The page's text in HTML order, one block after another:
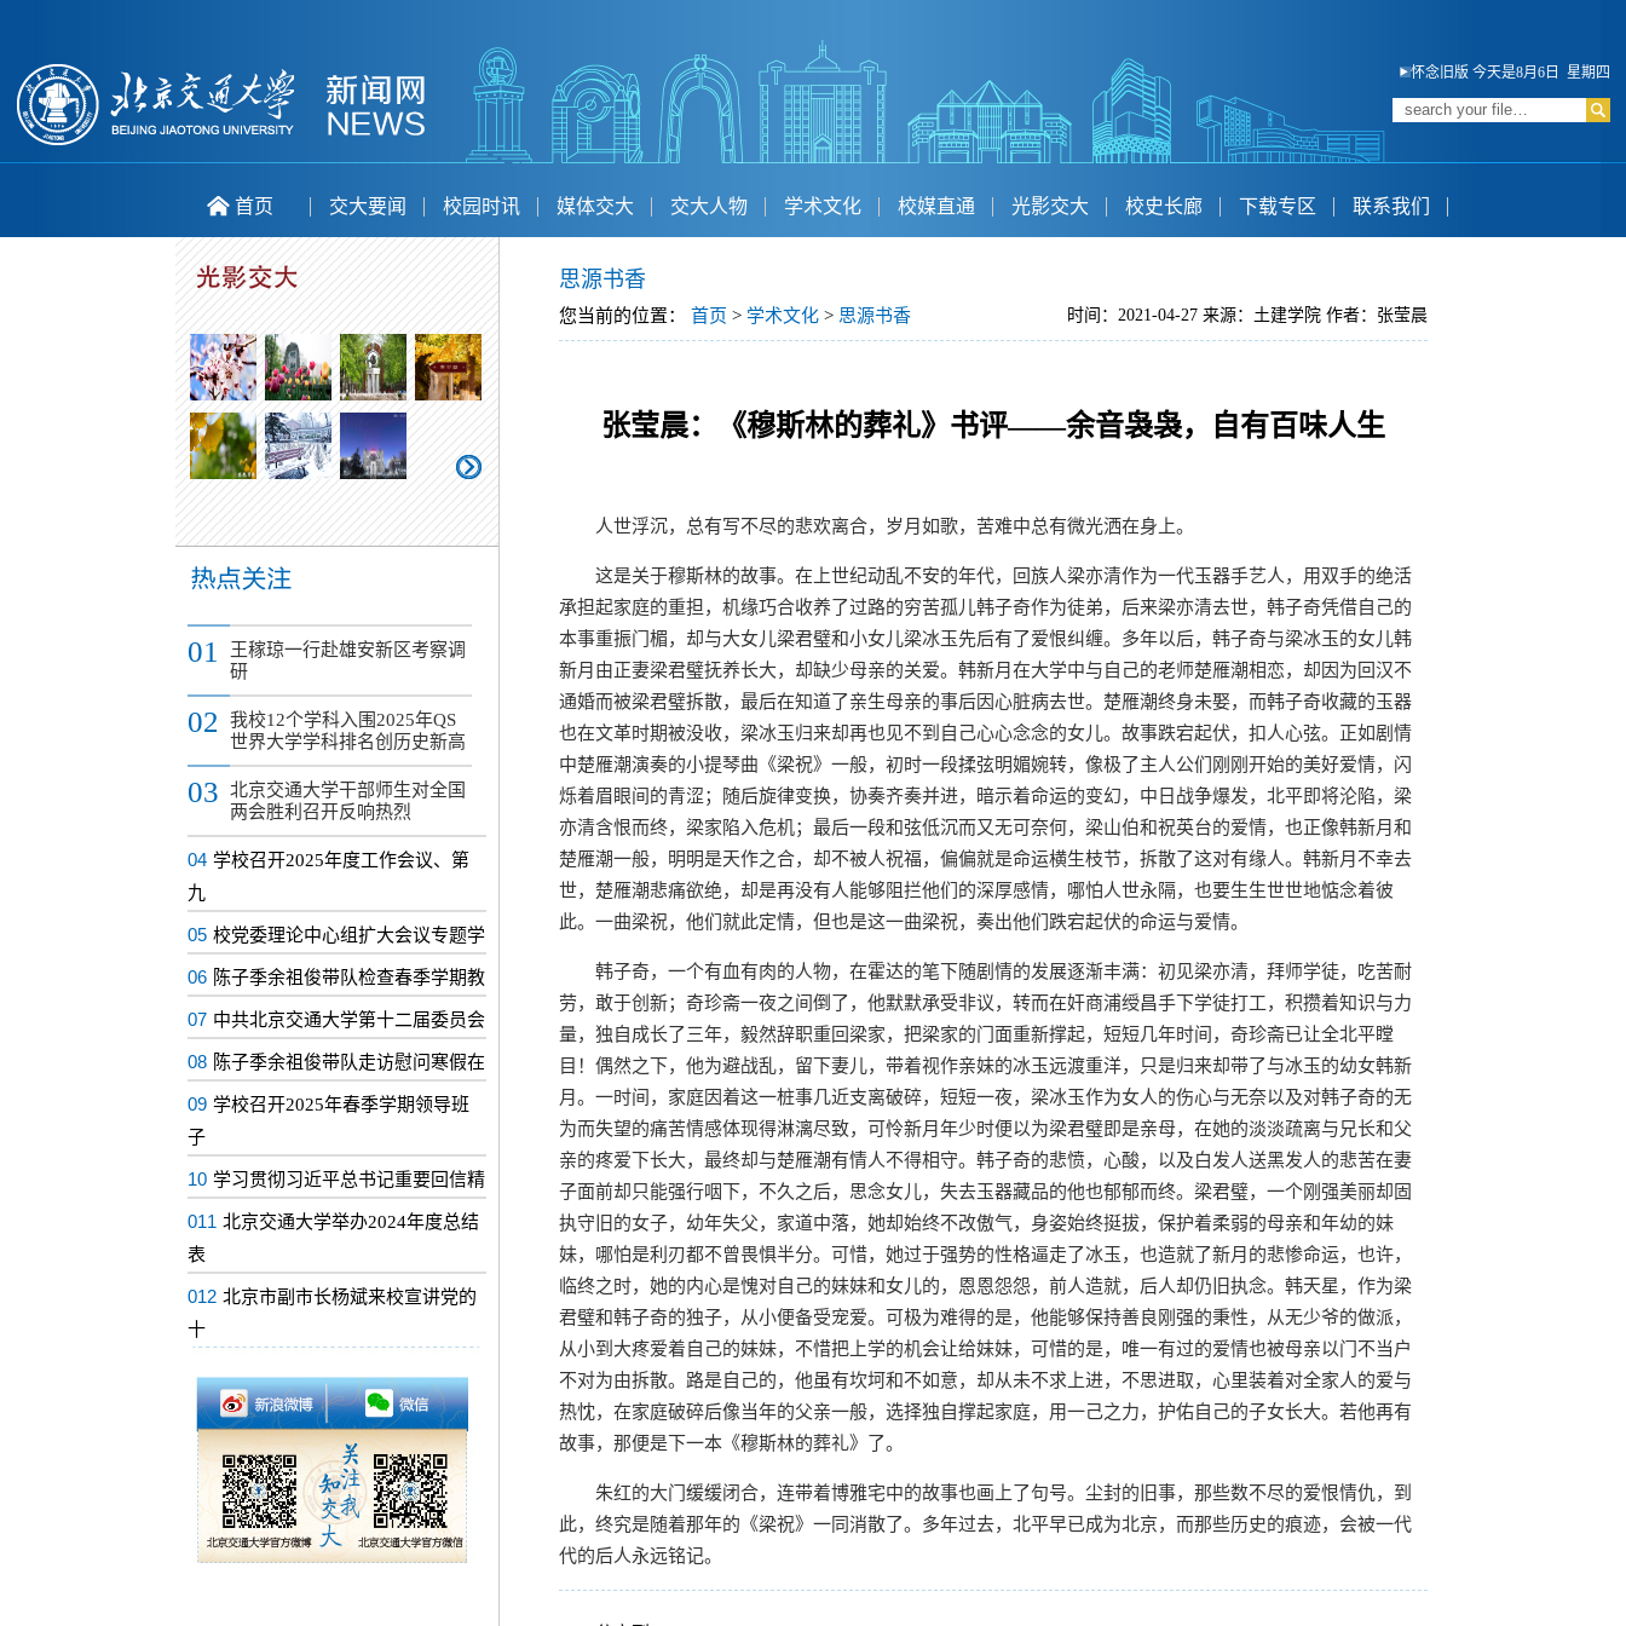
怀念旧版 今天是8月6日 星期四
首页 交大要闻 校园时讯 媒体交大 交大人物 学术文化 校媒直通 光影交大 校史长廊 下载专区 联系我们
喜庆二十大
01
王稼琼一行赴雄安新区考察调
研
02
我校12个学科入围2025年QS
世界大学学科排名创历史新高
03
北京交通大学干部师生对全国
两会胜利召开反响热烈
04 学校召开2025年度工作会议、第
九
05 校党委理论中心组扩大会议专题学
06 陈子季余祖俊带队检查春季学期教
07 中共北京交通大学第十二届委员会
08 陈子季余祖俊带队走访慰问寒假在
09 学校召开2025年春季学期领导班
子
10 学习贯彻习近平总书记重要回信精
011 北京交通大学举办2024年度总结
表
012 北京市副市长杨斌来校宣讲党的
十
思源书香
您当前的位置： 首页 > 学术文化> 思源书香 时间：2021-04-27 来源：土建学院 作者：张莹晨
张莹晨：《穆斯林的葬礼》书评——余音袅袅，自有百味人生
人世浮沉，总有写不尽的悲欢离合，岁月如歌，苦难中总有微光洒在身上。
这是关于穆斯林的故事。在上世纪动乱不安的年代，回族人梁亦清作为一代玉器手艺人，用双手的绝活
承担起家庭的重担，机缘巧合收养了过路的穷苦孤儿韩子奇作为徒弟，后来梁亦清去世，韩子奇凭借自己的
本事重振门楣，却与大女儿梁君璧和小女儿梁冰玉先后有了爱恨纠缠。多年以后，韩子奇与梁冰玉的女儿韩
新月由正妻梁君璧抚养长大，却缺少母亲的关爱。韩新月在大学中与自己的老师楚雁潮相恋，却因为回汉不
通婚而被梁君璧拆散，最后在知道了亲生母亲的事后因心脏病去世。楚雁潮终身未娶，而韩子奇收藏的玉器
也在文革时期被没收，梁冰玉归来却再也见不到自己心心念念的女儿。故事跌宕起伏，扣人心弦。正如剧情
中楚雁潮演奏的小提琴曲《梁祝》一般，初时一段揉弦明媚婉转，像极了主人公们刚刚开始的美好爱情，闪
烁着眉眼间的青涩；随后旋律变换，协奏齐奏并进，暗示着命运的变幻，中日战争爆发，北平即将沦陷，梁
亦清含恨而终，梁家陷入危机；最后一段和弦低沉而又无可奈何，梁山伯和祝英台的爱情，也正像韩新月和
楚雁潮一般，明明是天作之合，却不被人祝福，偏偏就是命运横生枝节，拆散了这对有缘人。韩新月不幸去
世，楚雁潮悲痛欲绝，却是再没有人能够阻拦他们的深厚感情，哪怕人世永隔，也要生生世世地惦念着彼
此。一曲梁祝，他们就此定情，但也是这一曲梁祝，奏出他们跌宕起伏的命运与爱情。
韩子奇，一个有血有肉的人物，在霍达的笔下随剧情的发展逐渐丰满：初见梁亦清，拜师学徒，吃苦耐
劳，敢于创新；奇珍斋一夜之间倒了，他默默承受非议，转而在奸商浦绶昌手下学徒打工，积攒着知识与力
量，独自成长了三年，毅然辞职重回梁家，把梁家的门面重新撑起，短短几年时间，奇珍斋已让全北平瞠
目！偶然之下，他为避战乱，留下妻儿，带着视作亲妹的冰玉远渡重洋，只是归来却带了与冰玉的幼女韩新
月。一时间，家庭因着这一桩事几近支离破碎，短短一夜，梁冰玉作为女人的伤心与无奈以及对韩子奇的无
为而失望的痛苦情感体现得淋漓尽致，可怜新月年少时便以为梁君璧即是亲母，在她的淡淡疏离与兄长和父
亲的疼爱下长大，最终却与楚雁潮有情人不得相守。韩子奇的悲愤，心酸，以及白发人送黑发人的悲苦在妻
子面前却只能强行咽下，不久之后，思念女儿，失去玉器藏品的他也郁郁而终。梁君璧，一个刚强美丽却固
执守旧的女子，幼年失父，家道中落，她却始终不改傲气，身姿始终挺拔，保护着柔弱的母亲和年幼的妹
妹，哪怕是利刃都不曾畏惧半分。可惜，她过于强势的性格逼走了冰玉，也造就了新月的悲惨命运，也许，
临终之时，她的内心是愧对自己的妹妹和女儿的，恩恩怨怨，前人造就，后人却仍旧执念。韩天星，作为梁
君璧和韩子奇的独子，从小便备受宠爱。可极为难得的是，他能够保持善良刚强的秉性，从无少爷的做派，
从小到大疼爱着自己的妹妹，不惜把上学的机会让给妹妹，可惜的是，唯一有过的爱情也被母亲以门不当户
不对为由拆散。路是自己的，他虽有坎坷和不如意，却从未不求上进，不思进取，心里装着对全家人的爱与
热忱，在家庭破碎后像当年的父亲一般，选择独自撑起家庭，用一己之力，护佑自己的子女长大。若他再有
故事，那便是下一本《穆斯林的葬礼》了。
朱红的大门缓缓闭合，连带着博雅宅中的故事也画上了句号。尘封的旧事，那些数不尽的爱恨情仇，到
此，终究是随着那年的《梁祝》一同消散了。多年过去，北平早已成为北京，而那些历史的痕迹，会被一代
代的后人永远铭记。